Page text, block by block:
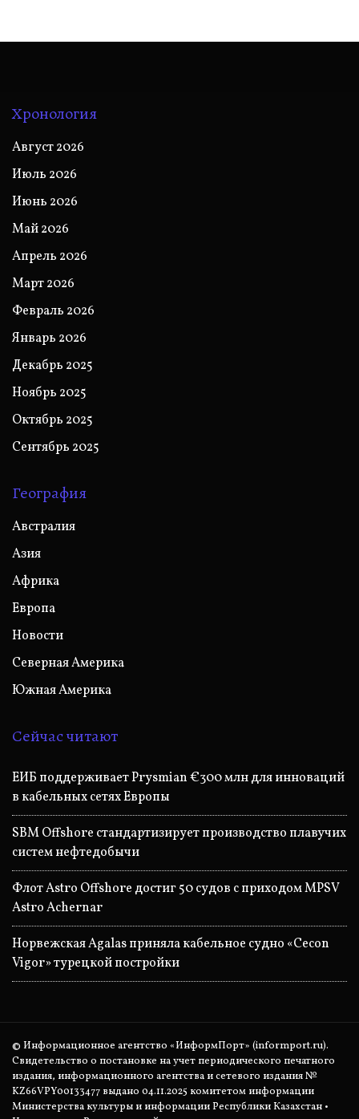
Хронология
Август 2026
Июль 2026
Июнь 2026
Май 2026
Апрель 2026
Март 2026
Февраль 2026
Январь 2026
Декабрь 2025
Ноябрь 2025
Октябрь 2025
Сентябрь 2025
География
Австралия
Азия
Африка
Европа
Новости
Северная Америка
Южная Америка
Сейчас читают
ЕИБ поддерживает Prysmian €300 млн для инноваций
в кабельных сетях Европы
SBM Offshore стандартизирует производство плавучих
систем нефтедобычи
Флот Astro Offshore достиг 50 судов с приходом MPSV
Astro Achernar
Норвежская Agalas приняла кабельное судно «Cecon
Vigor» турецкой постройки
© Информационное агентство «ИнформПорт» (informport.ru).
Свидетельство о постановке на учет периодического печатного
издания, информационного агентства и сетевого издания №
KZ66VPY00133477 выдано 04.11.2025 комитетом информации
Министерства культуры и информации Республики Казахстан •